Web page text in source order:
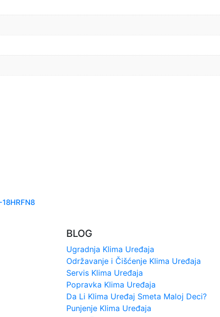
BLOG
Ugradnja Klima Uređaja
Održavanje i Čišćenje Klima Uređaja
Servis Klima Uređaja
Popravka Klima Uređaja
Da Li Klima Uređaj Smeta Maloj Deci?
Punjenje Klima Uređaja